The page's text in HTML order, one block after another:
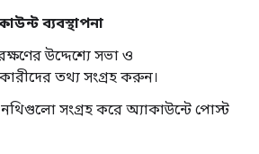
ব্যবস্থাপনা
উদ্দেশ্যে সভা ও
তথ্য সংগ্রহ করুন।
নথিগুলো সংগ্রহ করে অ্যাকাউন্টে পোস্ট